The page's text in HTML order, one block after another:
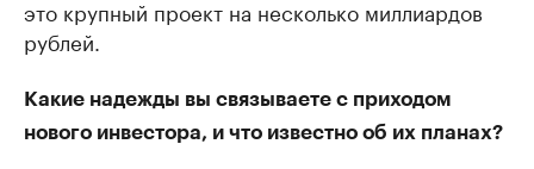
это крупный проект на несколько миллиардов
рублей.
Какие надежды вы связываете с приходом
нового инвестора, и что известно об их планах?